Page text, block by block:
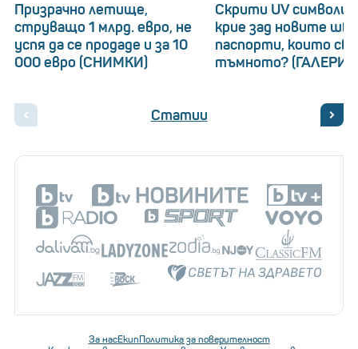
Призрачно летище,
струващо 1 млрд. евро, не
успя да се продаде и за 10
000 евро (СНИМКИ)
Скрити UV символи:
крие зад новите
паспорти, които
тъмното?
Статии
За насЕкипПолитика за поверителност